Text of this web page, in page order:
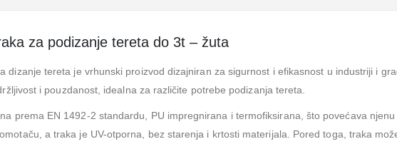
za podizanje tereta do 3t – žuta
dizanje tereta je vrhunski proizvod dizajniran za sigurnost i efikasnost u industriji i
i pouzdanost, idealna za različite potrebe podizanja tereta.
prema EN 1492-2 standardu, PU impregnirana i termofiksirana, što povećava
a traka je UV-otporna, bez starenja i krtosti materijala. Pored toga, traka